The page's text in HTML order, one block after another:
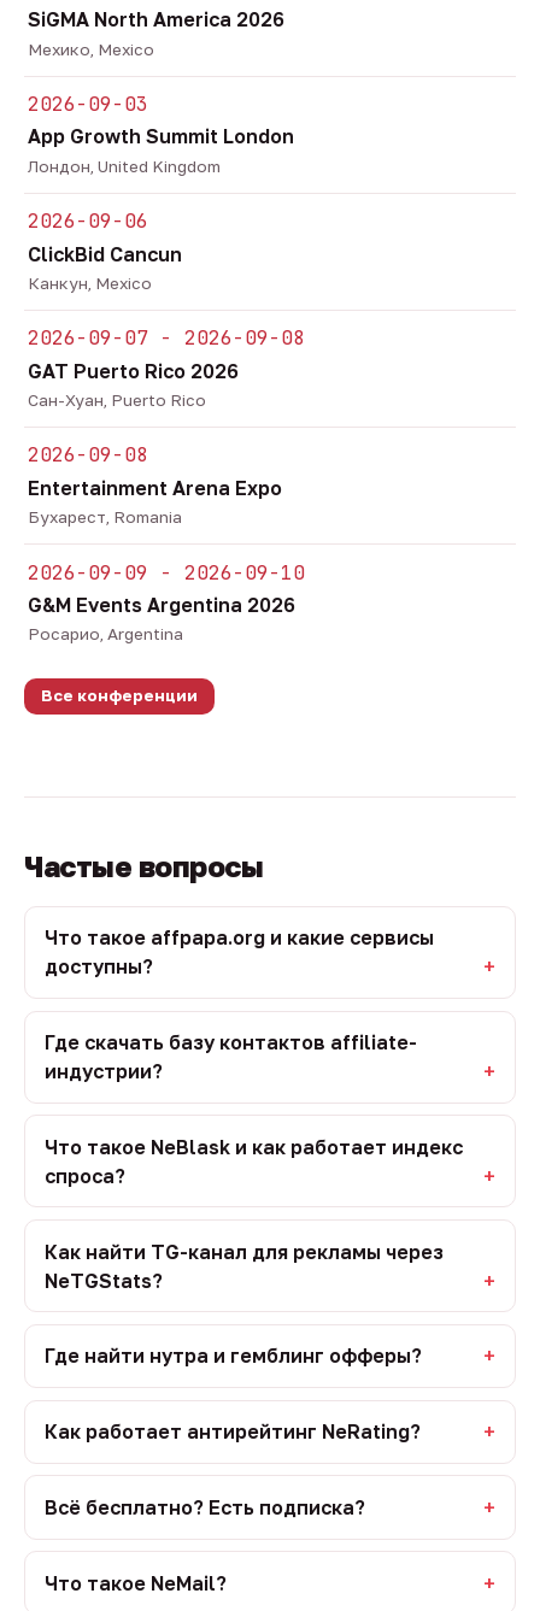
SiGMA North America 2026
Мехико, Mexico
2026-09-03
App Growth Summit London
Лондон, United Kingdom
2026-09-06
ClickBid Cancun
Канкун, Mexico
2026-09-07 - 2026-09-08
GAT Puerto Rico 2026
Сан-Хуан, Puerto Rico
2026-09-08
Entertainment Arena Expo
Бухарест, Romania
2026-09-09 - 2026-09-10
G&M Events Argentina 2026
Росарио, Argentina
Все конференции
Частые вопросы
Что такое affpapa.org и какие сервисы
доступны?
Где скачать базу контактов affiliate-
индустрии?
Что такое NeBlask и как работает индекс
спроса?
Как найти TG-канал для рекламы через
NeTGStats?
Где найти нутра и гемблинг офферы?
Как работает антирейтинг NeRating?
Всё бесплатно? Есть подписка?
Что такое NeMail?